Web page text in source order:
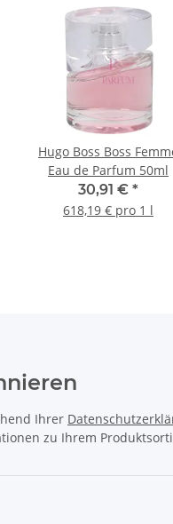
Hugo Boss Boss
Eau de Parfum 50ml
30,91 € *
618,19 € pro 1 l
Ihrer
zu Ihrem